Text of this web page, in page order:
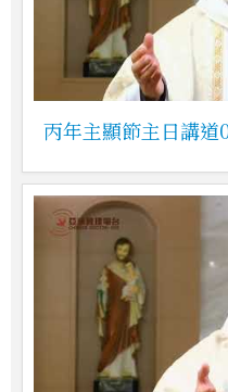
丙年主顯節主日講道